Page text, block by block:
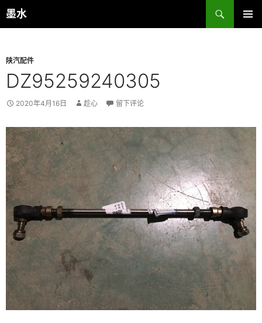
跳
至
墨水
搜
索
陕汽配件
DZ95259240305
2020年4月16日 趁心 留下评论